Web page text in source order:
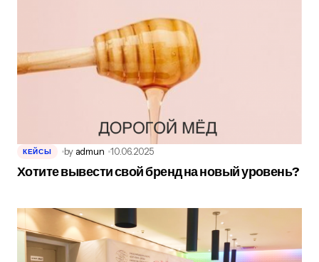
КЕЙСЫ by admun 10.06.2025
Хотите вывести свой бренд на новый уровень?